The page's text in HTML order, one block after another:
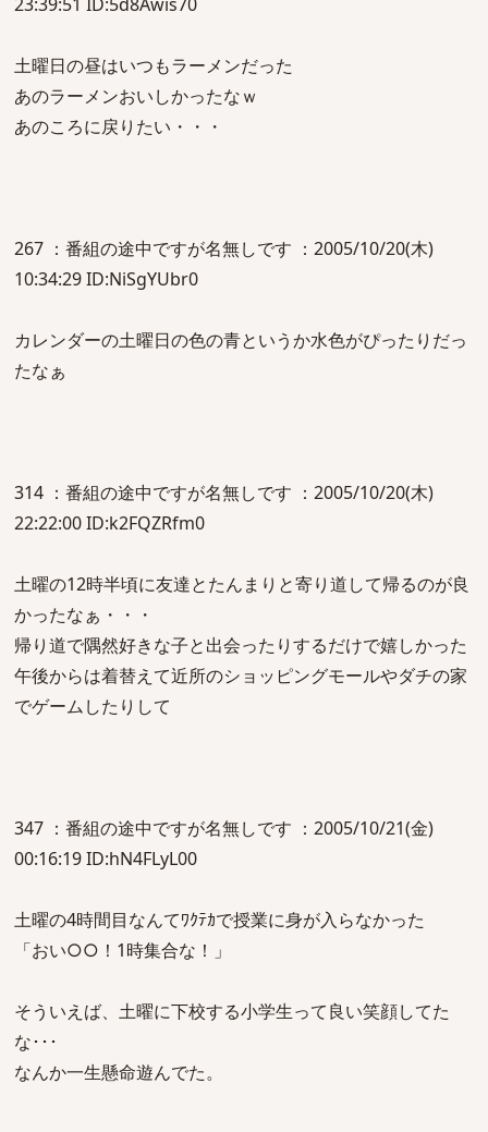
土曜日の昼はいつもラーメンだった
あのラーメンおいしかったなｗ
あのころに戻りたい・・・
267 ：番組の途中ですが名無しです ：2005/10/20(木)
10:34:29 ID:NiSgYUbr0
カレンダーの土曜日の色の青というか水色がぴったりだっ
たなぁ
314 ：番組の途中ですが名無しです ：2005/10/20(木)
22:22:00 ID:k2FQZRfm0
土曜の12時半頃に友達とたんまりと寄り道して帰るのが良
かったなぁ・・・
帰り道で隅然好きな子と出会ったりするだけで嬉しかった
午後からは着替えて近所のショッピングモールやダチの家
でゲームしたりして
347 ：番組の途中ですが名無しです ：2005/10/21(金)
00:16:19 ID:hN4FLyL00
土曜の4時間目なんてﾜｸﾃｶで授業に身が入らなかった
「おい○○！1時集合な！」
そういえば、土曜に下校する小学生って良い笑顔してた
な･･･
なんか一生懸命遊んでた。